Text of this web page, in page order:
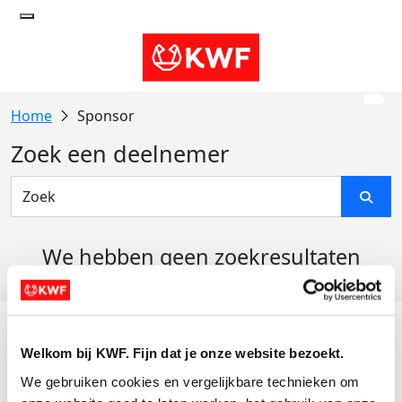
Welkom bij KWF. Fijn dat je onze website bezoekt.
We gebruiken cookies en vergelijkbare technieken om
Sponsor
Zoek een deelnemer
We hebben geen zoekresultaten
Actiematerialen
Evenementen